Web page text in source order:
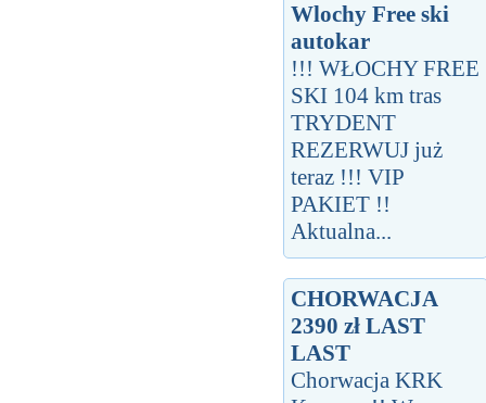
Wlochy Free ski
autokar
!!! WŁOCHY FREE
SKI 104 km tras
TRYDENT
REZERWUJ już
teraz !!! VIP
PAKIET !!
Aktualna...
CHORWACJA
2390 zł LAST
LAST
Chorwacja KRK